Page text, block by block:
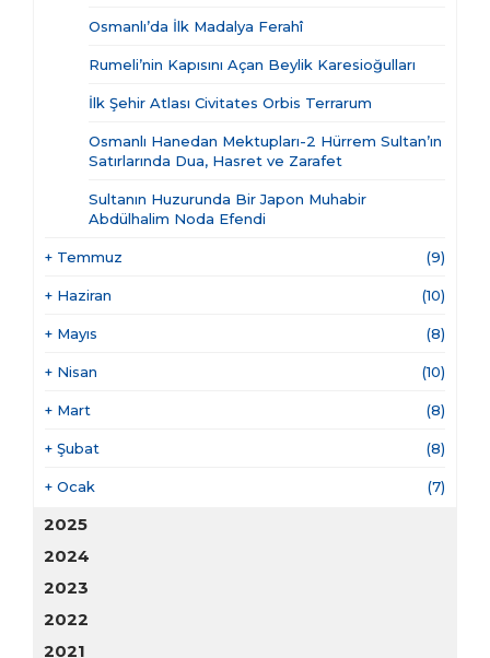
Osmanlı’da İlk Madalya Ferahî
Rumeli’nin Kapısını Açan Beylik Karesioğulları
İlk Şehir Atlası Civitates Orbis Terrarum
Osmanlı Hanedan Mektupları-2 Hürrem Sultan’ın
Satırlarında Dua, Hasret ve Zarafet
Sultanın Huzurunda Bir Japon Muhabir
Abdülhalim Noda Efendi
+ Temmuz (9)
+ Haziran (10)
+ Mayıs (8)
+ Nisan (10)
+ Mart (8)
+ Şubat (8)
+ Ocak (7)
2025
2024
2023
2022
2021